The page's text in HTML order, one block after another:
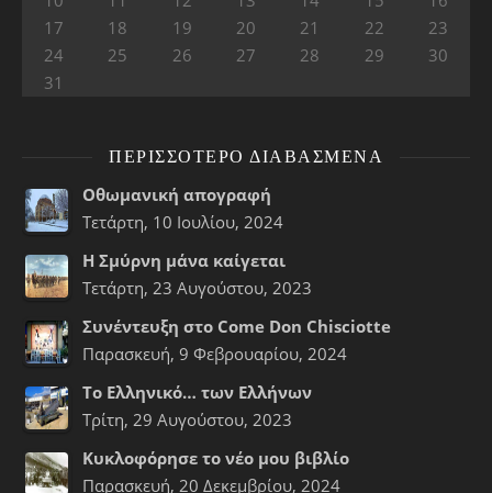
17
18 19 20 21 22
23
24
25 26 27 28 29
30
31
ΠΕΡΙΣΣΌΤΕΡΟ ΔΙΑΒΑΣΜΈΝΑ
Οθωμανική απογραφή
Τετάρτη, 10 Ιουλίου, 2024
Η Σμύρνη μάνα καίγεται
Τετάρτη, 23 Αυγούστου, 2023
Συνέντευξη στο Come Don Chisciotte
Παρασκευή, 9 Φεβρουαρίου, 2024
Το Ελληνικό… των Ελλήνων
Τρίτη, 29 Αυγούστου, 2023
Κυκλοφόρησε το νέο μου βιβλίο
Παρασκευή, 20 Δεκεμβρίου, 2024